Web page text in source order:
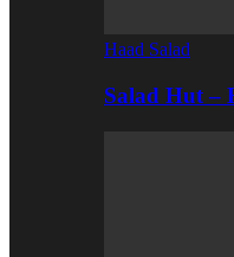
Haad Salad
Salad Hut –